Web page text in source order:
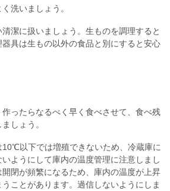
洗いましょう。
潔に扱いましょう。生ものを調理すると
具は生もの以外の食品と別にすると安心
ったらなるべく早く食べさせて、食べ残
しょう。
以下では増殖できないため、冷蔵庫に
ようにして庫内の温度管理に注意しまし
開閉が頻繁になるため、庫内の温度が上昇
ことがあります。過信しないようにしま